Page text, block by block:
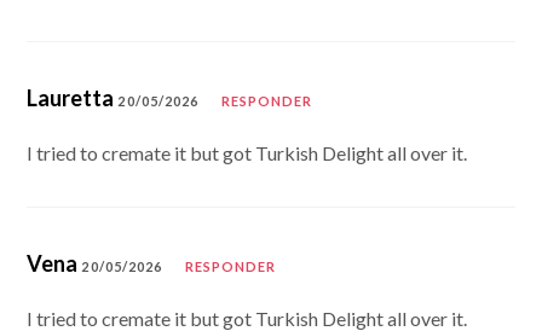
Lauretta 20/05/2026 RESPONDER
I tried to cremate it but got Turkish Delight all over it.
Vena 20/05/2026 RESPONDER
I tried to cremate it but got Turkish Delight all over it.